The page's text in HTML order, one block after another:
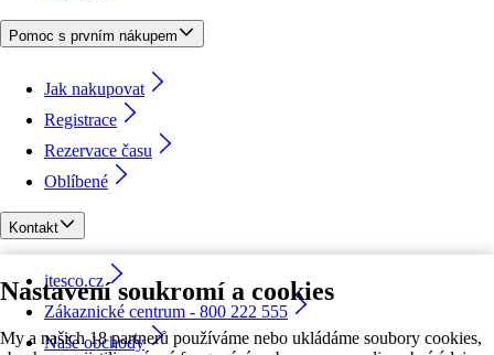
Nastavení soukromí a cookies
My a našich 18 partnerů používáme nebo ukládáme soubory cookies,
Pomoc s prvním nákupem
Jak nakupovat
Registrace
Rezervace času
Oblíbené
Kontakt
itesco.cz
Zákaznické centrum - 800 222 555
Naše obchody